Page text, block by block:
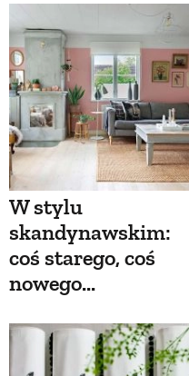
W stylu
skandynawskim:
coś starego, coś
nowego...